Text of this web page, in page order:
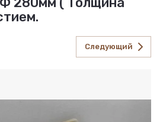
Следующий